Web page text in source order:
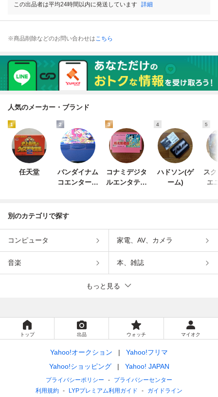
この出品者は平均24時間以内に発送しています 詳細
※商品削除などのお問い合わせはこちら
人気のメーカー・ブランド
1
任天堂
2
バンダイナム
コエンターテ
3
コナミデジタ
ルエンタテイ
4
ハドソン(ゲ
ーム)
5
ス
エ
別のカテゴリで探す
コンピュータ 家電、AV、カメラ
音楽 本、雑誌
もっと見る
トップ 出品 ウォッチ マイオク
Yahoo!オークション
Yahoo!フリマ
Yahoo!ショッピング
Yahoo! JAPAN
プライバシーポリシー
プライバシーセンター
利用規約
LYPプレミアム利用ガイド ガイドライン